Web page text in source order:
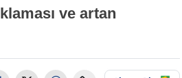
ve artan